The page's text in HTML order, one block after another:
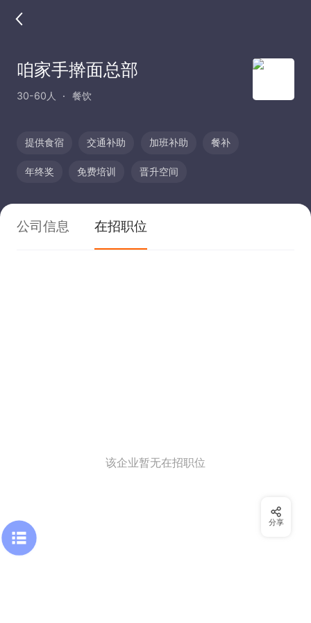
咱家手擀面总部
30-60人 餐饮
提供食宿 交通补助 加班补助 餐补
年终奖 免费培训 晋升空间
公司信息 在招职位
该企业暂无在招职位
分享